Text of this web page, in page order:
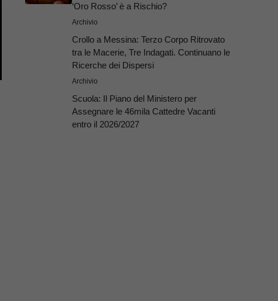
‘Oro Rosso’ è a Rischio?
Archivio
Crollo a Messina: Terzo Corpo Ritrovato
tra le Macerie, Tre Indagati. Continuano le
Ricerche dei Dispersi
Archivio
Scuola: Il Piano del Ministero per
Assegnare le 46mila Cattedre Vacanti
entro il 2026/2027